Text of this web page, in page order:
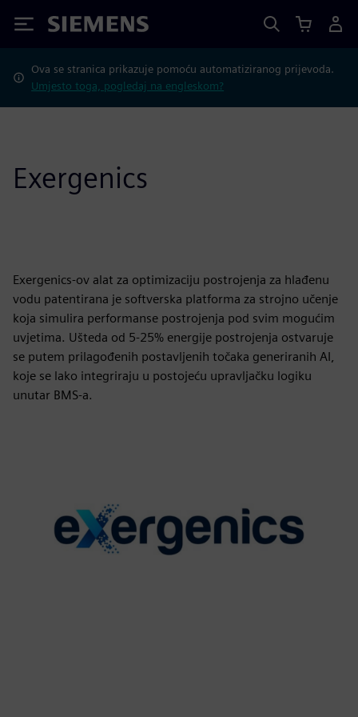
Siemens
Ova se stranica prikazuje pomoću automatiziranog prijevoda.
Umjesto toga, pogledaj na engleskom?
Exergenics
Exergenics-ov alat za optimizaciju postrojenja za hlađenu
vodu patentirana je softverska platforma za strojno učenje
koja simulira performanse postrojenja pod svim mogućim
uvjetima. Ušteda od 5-25% energije postrojenja ostvaruje
se putem prilagođenih postavljenih točaka generiranih AI,
koje se lako integriraju u postojeću upravljačku logiku
unutar BMS-a.